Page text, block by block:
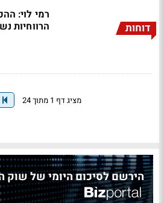
דוחות
הרווחיות
מציג דף 1 מתוך 24
הירשם לסיכום היומי של שוק